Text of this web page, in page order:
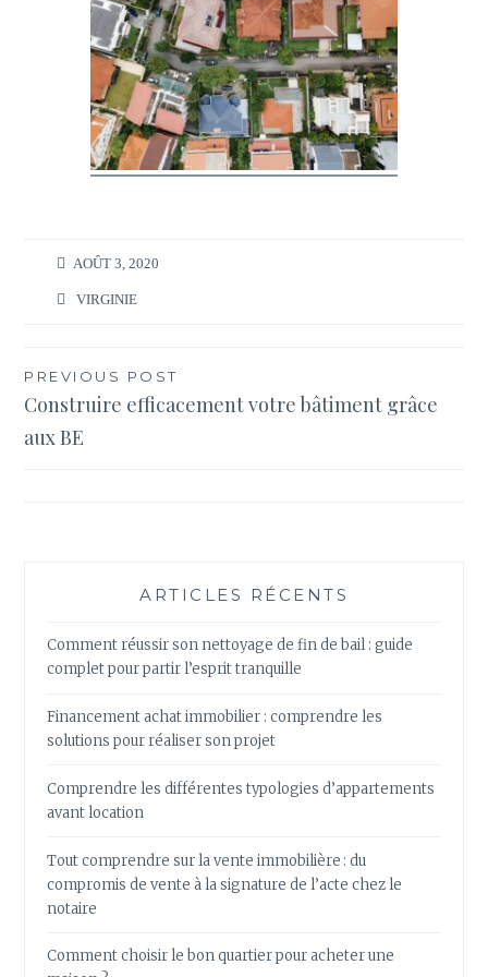
AOÛT 3, 2020
VIRGINIE
Navigation
de
PREVIOUS POST
Construire efficacement votre bâtiment grâce
aux BE
ARTICLES RÉCENTS
Comment réussir son nettoyage de fin de bail : guide
complet pour partir l’esprit tranquille
Financement achat immobilier : comprendre les
solutions pour réaliser son projet
Comprendre les différentes typologies d’appartements
avant location
Tout comprendre sur la vente immobilière : du
compromis de vente à la signature de l’acte chez le
notaire
Comment choisir le bon quartier pour acheter une